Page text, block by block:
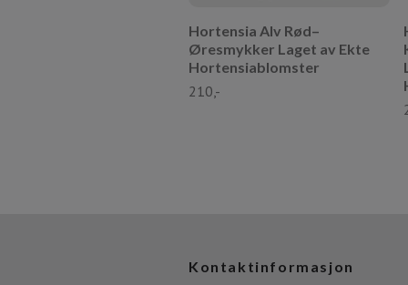
Hortensia Alv Rød–
Øresmykker Laget av Ekte
Hortensiablomster
210,-
Kontaktinformasjon